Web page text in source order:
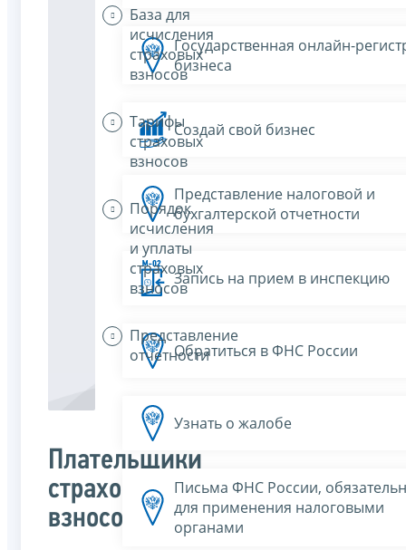
База для
исчисления
страховых
взносов
Тарифы
страховых
взносов
Порядок
исчисления
и уплаты
страховых
взносов
Представление
отчетности
Плательщики
страховых
взносов
Государственная онлайн-
бизнеса
Создай свой бизнес
Представление налоговой и
бухгалтерской отчетности
Запись на прием в инспекцию
Обратиться в ФНС России
Узнать о жалобе
Письма ФНС России,
для применения налоговыми
органами